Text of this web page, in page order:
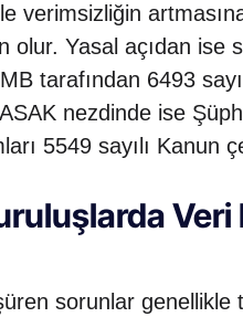
verimsizliğin
olur. Yasal açıdan ise
tarafından 6493
nezdinde ise
5549 sayılı Kanun
Veri
sorunlar